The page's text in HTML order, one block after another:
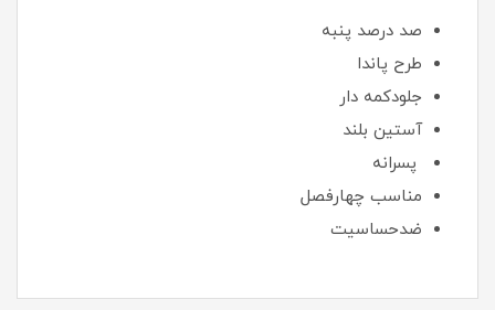
صد درصد پنبه
طرح پاندا
جلودکمه دار
آستین بلند
پسرانه
مناسب چهارفصل
ضدحساسیت